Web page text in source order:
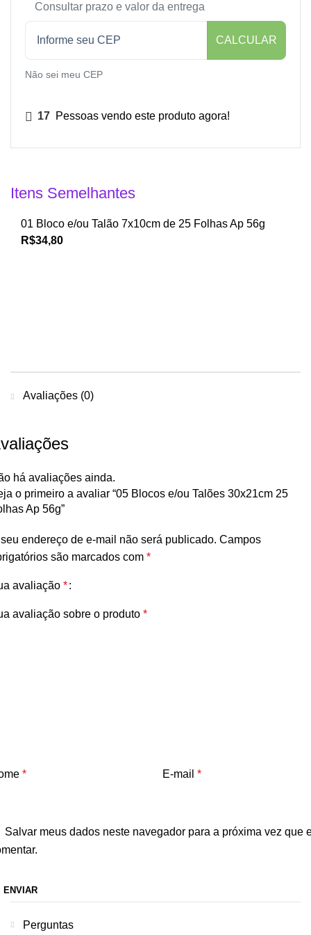
Consultar prazo e valor da entrega
CALCULAR
Não sei meu CEP
17 Pessoas vendo este produto agora!
Itens Semelhantes
01 Bloco e/ou Talão 7x10cm de 25 Folhas Ap 56g
R$
Avaliações (0)
há avaliações ainda.
o primeiro a avaliar “05 Blocos e/ou Talões 30x21cm 25
Ap 56g”
endereço de e-mail não será publicado. Campos
são marcados com *
avaliação *
avaliação sobre o produto *
* E-mail *
Salvar meus dados neste navegador para a próxima vez que
Perguntas